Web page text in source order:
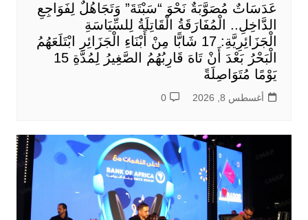
عَدَسَاتٌ مُصَوَّبَةٌ نَحْوَ “سَبْتَةَ” وَتَجَاهُلٌ لِفَوَاجِعِ
الدَّاخِلِ.. الْمُفَارَقَةُ الْقَاتِلَةُ لِلسِّيَاسَةِ
الْجَزَائِرِيَّةِ: 17 شَابًّا مِنْ أَبْنَاءِ الْجَزَائِرِ ابْتَلَعَهُمُ
الْبَحْرُ بَعْدَ أَنْ تَاهَ قَارِبُهُمُ الصَّغِيرُ لِمُدَّةِ 15
يَوْمًا مُتَوَاصِلَةً
أغسطس 8, 2026 0